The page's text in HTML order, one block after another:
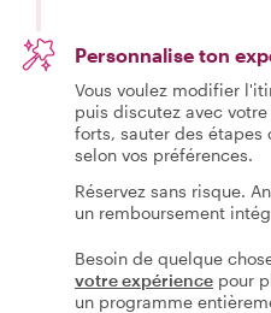
Personnalise ton
Vous voulez modifier
puis discutez avec
forts, sauter des
selon vos préférences.
Réservez sans risque.
un remboursement
Besoin de quelque
votre expérience pour
un programme